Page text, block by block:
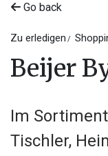
Go back
Zu erledigen
Beijer
Im
Tischler,